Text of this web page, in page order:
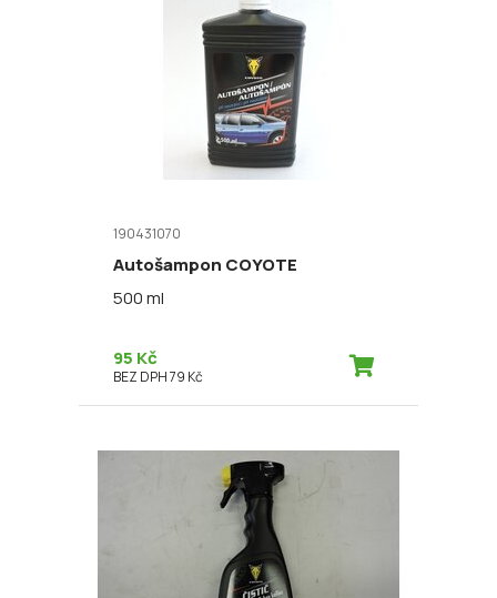
190431070
Autošampon COYOTE
500 ml
95 Kč
BEZ DPH 79 Kč